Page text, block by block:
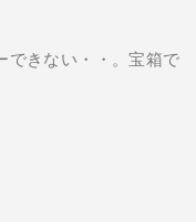
できない・・。宝箱で